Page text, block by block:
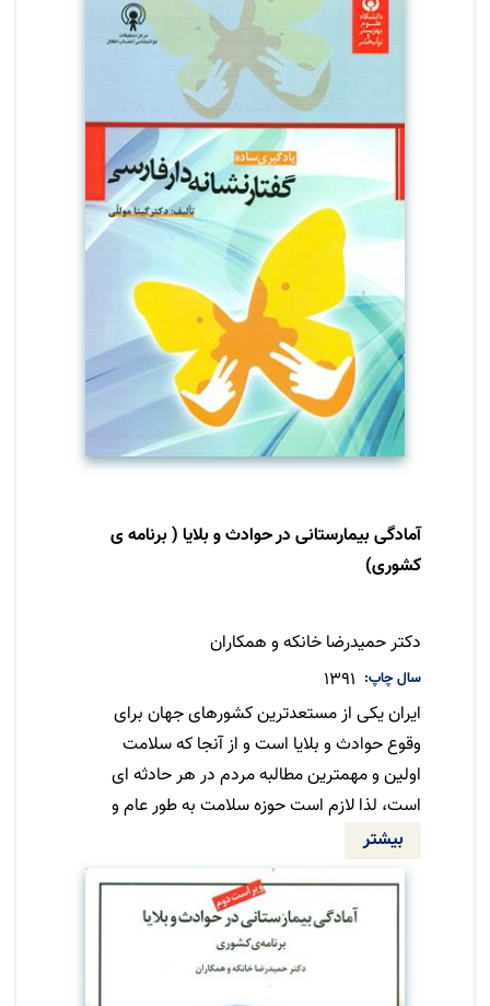
خیلی ساده برای همه کارشناسان و معلمان و
والدین آموزش داد. در واقع در تعطیلات آخر هفته
فرد قادر به یادگیری گفتار نشانه دار خواهد بود.
نوع تقسیم بندی و ترتیب آموزش های ارائه شده
حاصل تجربه کار با کودکان کم شنوا در جریان
رساله دکتری و مطالعه کوریکولوم های موجود در
زبان های دیگر و تجربه عملی اجرای بیش از پانزده
کارگاه اموزشی برای مربیان و والدین بوده است.
آمادگی بیمارستانی در حوادث و بلایا ( برنامه ی
کشوری)
دکتر حمیدرضا خانکه و همکاران
سال چاپ
1391
ایران یکی از مستعدترین کشورهای جهان برای
وقوع حوادث و بلایا است و از آنجا که سلامت
اولین و مهمترین مطالبه مردم در هر حادثه ای
است، لذا لازم است حوزه سلامت به طور عام و
مراکز بهداشتی درمانی بطور خاص، ضمن تحلیل
دائم آسیب پذیری و خطرات در معرض، آمادگی
خود را به منظور ارائه پاسخی موثر به حوادث ارتقاء
دهند. کتاب حاضر سعی دارد به عنوان یک الگوی
کشوری این امکان را فراهم نماید که کلیه
بیشتر